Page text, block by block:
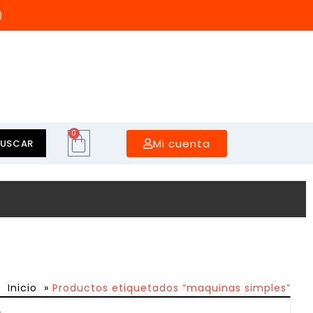
0
Mi cuenta
Inicio » Productos etiquetados “maquinas simples”